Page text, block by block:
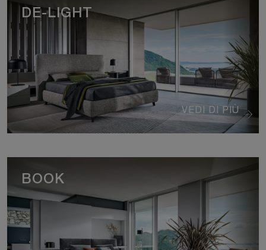
VEDI DI PIÙ
DE-LIGHT
BOOK